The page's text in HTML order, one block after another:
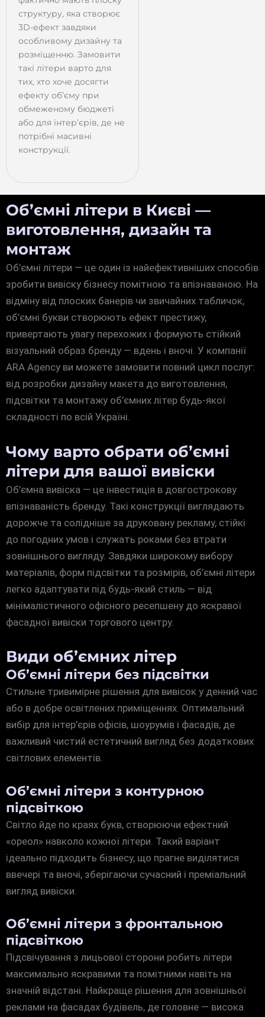
структуру, яка створює
3D-ефект завдяки
особливому дизайну та
розміщенню. Замовити
такі літери варто для
тих, хто хоче досягти
ефекту об’єму при
обмеженому бюджеті
або для інтер’єрів, де не
потрібні масивні
конструкції.
Об’ємні літери в Києві —
виготовлення, дизайн та
монтаж
Об’ємні літери — це один із найефективніших способів
зробити вивіску бізнесу помітною та впізнаваною. На
відміну від плоских банерів чи звичайних табличок,
об’ємні букви створюють ефект престижу,
привертають увагу перехожих і формують стійкий
візуальний образ бренду — вдень і вночі. У компанії
ARA Agency ви можете замовити повний цикл послуг:
від розробки дизайну макета до виготовлення,
підсвітки та монтажу об’ємних літер будь-якої
складності по всій Україні.
Чому варто обрати об’ємні
літери для вашої вивіски
Об’ємна вивіска — це інвестиція в довгострокову
впізнаваність бренду. Такі конструкції виглядають
дорожче та солідніше за друковану рекламу, стійкі
до погодних умов і служать роками без втрати
зовнішнього вигляду. Завдяки широкому вибору
матеріалів, форм підсвітки та розмірів, об’ємні літери
легко адаптувати під будь-який стиль — від
мінімалістичного офісного ресепшену до яскравої
фасадної вивіски торгового центру.
Види об’ємних літер
Об’ємні літери без підсвітки
Стильне тривимірне рішення для вивісок у денний час
або в добре освітлених приміщеннях. Оптимальний
вибір для інтер’єрів офісів, шоурумів і фасадів, де
важливий чистий естетичний вигляд без додаткових
світлових елементів.
Об’ємні літери з контурною
підсвіткою
Світло йде по краях букв, створюючи ефектний
«ореол» навколо кожної літери. Такий варіант
ідеально підходить бізнесу, що прагне виділятися
ввечері та вночі, зберігаючи сучасний і преміальний
вигляд вивіски.
Об’ємні літери з фронтальною
підсвіткою
Підсвічування з лицьової сторони робить літери
максимально яскравими та помітними навіть на
значній відстані. Найкраще рішення для зовнішньої
реклами на фасадах будівель, де головне — висока